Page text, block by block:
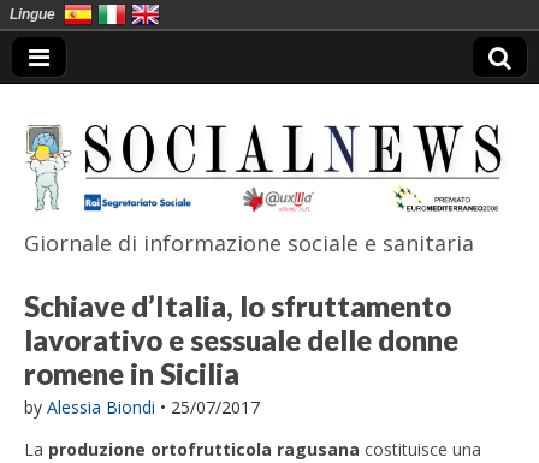
SocialNews
Giornale di informazione sociale e sanitaria
Schiave d’Italia, lo sfruttamento
lavorativo e sessuale delle donne
romene in Sicilia
by Alessia Biondi • 25/07/2017
La produzione ortofrutticola ragusana costituisce una
Lingue